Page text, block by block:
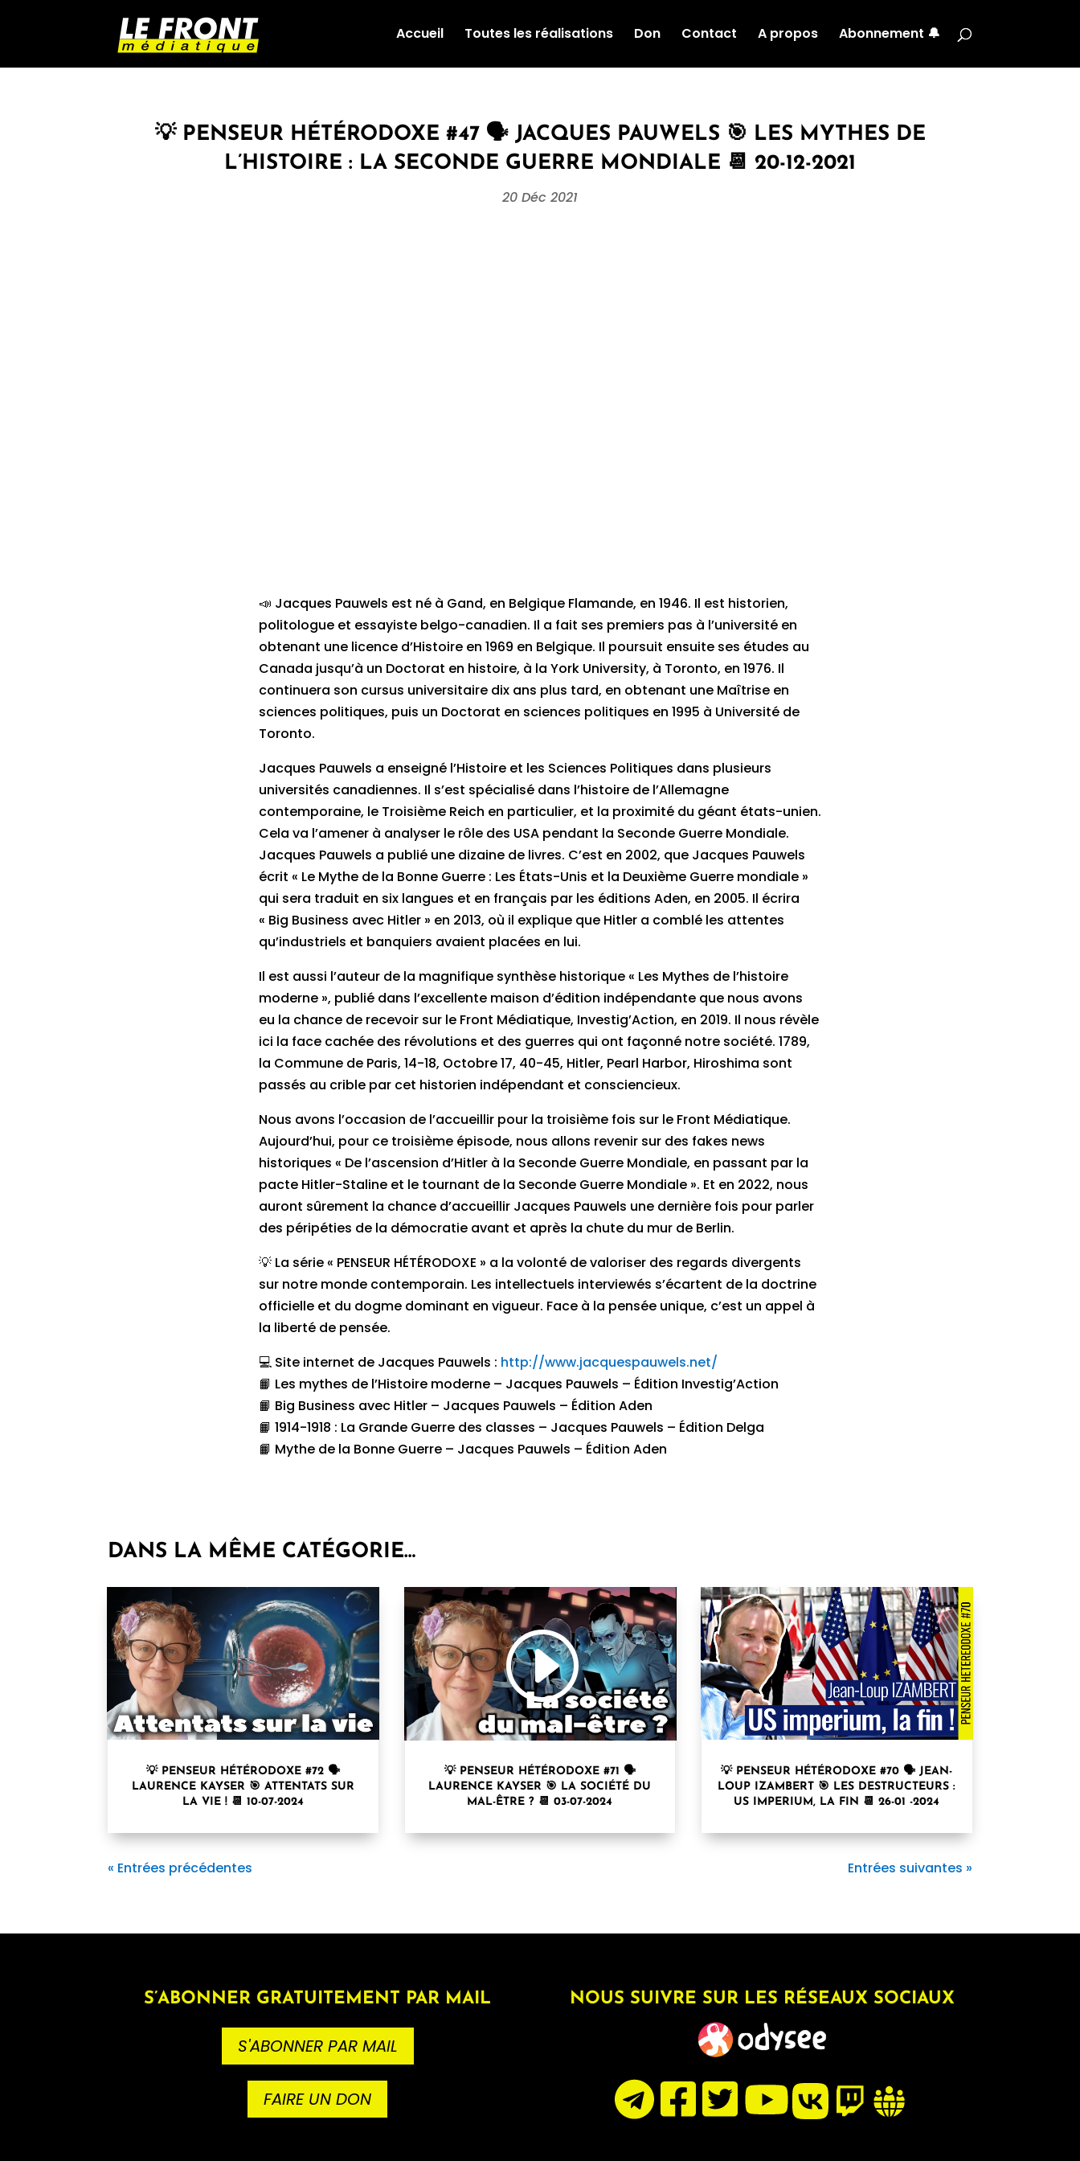
Accueil Toutes les réalisations Don Contact A propos Abonnement 🔔
💡 PENSEUR HÉTÉRODOXE #47 🗣 JACQUES PAUWELS 🎯 LES MYTHES DE
L’HISTOIRE : LA SECONDE GUERRE MONDIALE 📆 20-12-2021
20 Déc 2021
📣 Jacques Pauwels est né à Gand, en Belgique Flamande, en 1946. Il est historien,
politologue et essayiste belgo-canadien. Il a fait ses premiers pas à l’université en
obtenant une licence d’Histoire en 1969 en Belgique. Il poursuit ensuite ses études au
Canada jusqu’à un Doctorat en histoire, à la York University, à Toronto, en 1976. Il
continuera son cursus universitaire dix ans plus tard, en obtenant une Maîtrise en
sciences politiques, puis un Doctorat en sciences politiques en 1995 à Université de
Toronto.
Jacques Pauwels a enseigné l’Histoire et les Sciences Politiques dans plusieurs
universités canadiennes. Il s’est spécialisé dans l’histoire de l’Allemagne
contemporaine, le Troisième Reich en particulier, et la proximité du géant états-unien.
Cela va l’amener à analyser le rôle des USA pendant la Seconde Guerre Mondiale.
Jacques Pauwels a publié une dizaine de livres. C’est en 2002, que Jacques Pauwels
écrit « Le Mythe de la Bonne Guerre : Les États-Unis et la Deuxième Guerre mondiale »
qui sera traduit en six langues et en français par les éditions Aden, en 2005. Il écrira
« Big Business avec Hitler » en 2013, où il explique que Hitler a comblé les attentes
qu’industriels et banquiers avaient placées en lui.
Il est aussi l’auteur de la magnifique synthèse historique « Les Mythes de l’histoire
moderne », publié dans l’excellente maison d’édition indépendante que nous avons
eu la chance de recevoir sur le Front Médiatique, Investig’Action, en 2019. Il nous révèle
ici la face cachée des révolutions et des guerres qui ont façonné notre société. 1789,
la Commune de Paris, 14-18, Octobre 17, 40-45, Hitler, Pearl Harbor, Hiroshima sont
passés au crible par cet historien indépendant et consciencieux.
Nous avons l’occasion de l’accueillir pour la troisième fois sur le Front Médiatique.
Aujourd’hui, pour ce troisième épisode, nous allons revenir sur des fakes news
historiques « De l’ascension d’Hitler à la Seconde Guerre Mondiale, en passant par la
pacte Hitler-Staline et le tournant de la Seconde Guerre Mondiale ». Et en 2022, nous
auront sûrement la chance d’accueillir Jacques Pauwels une dernière fois pour parler
des péripéties de la démocratie avant et après la chute du mur de Berlin.
💡 La série « PENSEUR HÉTÉRODOXE » a la volonté de valoriser des regards divergents
sur notre monde contemporain. Les intellectuels interviewés s’écartent de la doctrine
officielle et du dogme dominant en vigueur. Face à la pensée unique, c’est un appel à
la liberté de pensée.
💻 Site internet de Jacques Pauwels : http://www.jacquespauwels.net/
📙 Les mythes de l’Histoire moderne – Jacques Pauwels – Édition Investig’Action
📙 Big Business avec Hitler – Jacques Pauwels – Édition Aden
📙 1914-1918 : La Grande Guerre des classes – Jacques Pauwels – Édition Delga
📙 Mythe de la Bonne Guerre – Jacques Pauwels – Édition Aden
DANS LA MÊME CATÉGORIE…
💡 PENSEUR HÉTÉRODOXE #72 🗣
LAURENCE KAYSER⁩ 🎯 ATTENTATS SUR
LA VIE ! 📆 10-07-2024
💡 PENSEUR HÉTÉRODOXE #71 🗣
LAURENCE KAYSER⁩ 🎯 LA SOCIÉTÉ DU
MAL-ÊTRE ? 📆 03-07-2024
💡 PENSEUR HÉTÉRODOXE #70 🗣 JEAN-
LOUP IZAMBERT 🎯 LES DESTRUCTEURS :
US IMPERIUM, LA FIN 📆 26-01 -2024
« Entrées précédentes Entrées suivantes »
S’ABONNER GRATUITEMENT PAR MAIL
S'ABONNER PAR MAIL
FAIRE UN DON
NOUS SUIVRE SUR LES RÉSEAUX SOCIAUX